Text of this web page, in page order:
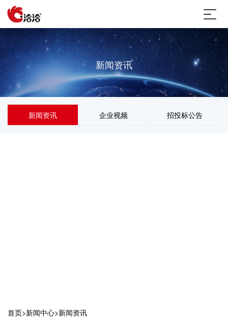
新闻资讯
新闻资讯 企业视频 招投标公告
首页>新闻中心>新闻资讯